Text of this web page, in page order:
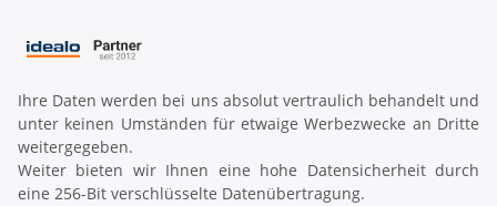
Ihre Daten werden bei uns absolut vertraulich behandelt und
unter keinen Umständen für etwaige Werbezwecke an Dritte
weitergegeben.
Weiter bieten wir Ihnen eine hohe Datensicherheit durch
eine 256-Bit verschlüsselte Datenübertragung.